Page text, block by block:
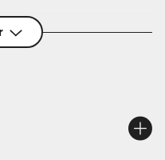
genomtänkta färg-
västerläge, där
under många månader